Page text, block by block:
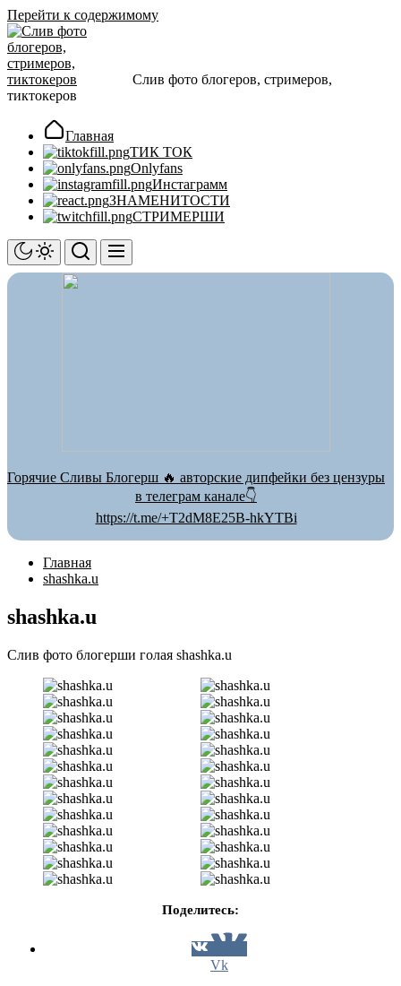
Перейти к содержимому
Слив фото блогеров, стримеров,
тиктокеров
Главная
ТИК ТОК
Onlyfans
Инстаграмм
ЗНАМЕНИТОСТИ
СТРИМЕРШИ
Горячие Сливы Блогерш 🔥 авторские дипфейки без цензуры
в телеграм канале👇
https://t.me/+T2dM8E25B-hkYTBi
Главная
shashka.u
shashka.u
Слив фото блогерши голая shashka.u
Поделитесь:
Vk